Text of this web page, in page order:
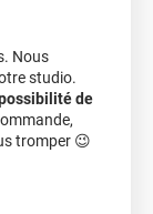
Nous
studio.
de
tromper 😉